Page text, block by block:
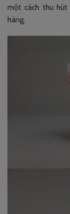
một cách thu hút
hàng.